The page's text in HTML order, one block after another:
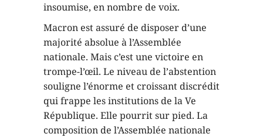
insoumise, en nombre de voix.
Macron est assuré de disposer d’une
majorité absolue à l’Assemblée
nationale. Mais c’est une victoire en
trompe-l’œil. Le niveau de l’abstention
souligne l’énorme et croissant discrédit
qui frappe les institutions de la Ve
République. Elle pourrit sur pied. La
composition de l’Assemblée nationale